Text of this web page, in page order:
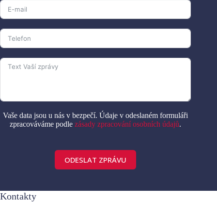
Vaše data jsou u nás v bezpečí. Údaje v odeslaném formuláři
zpracováváme podlezásady zpracování osobních údajů.
ODESLAT ZPRÁVU
l
tKontakty